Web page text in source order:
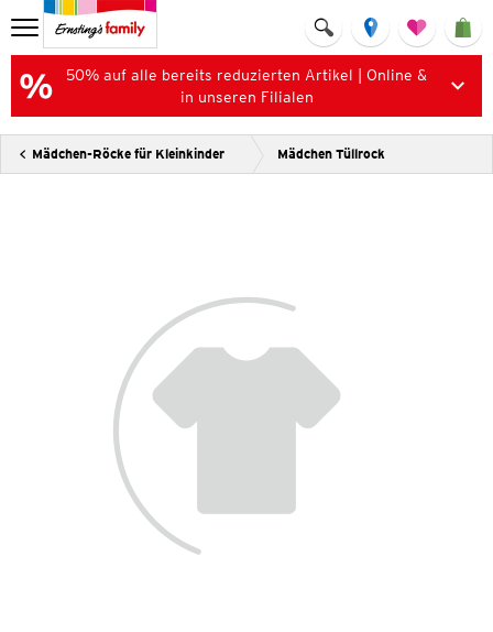
50% auf alle bereits reduzierten Artikel | Online &
in unseren Filialen
Mädchen-Röcke für Kleinkinder Mädchen Tüllrock